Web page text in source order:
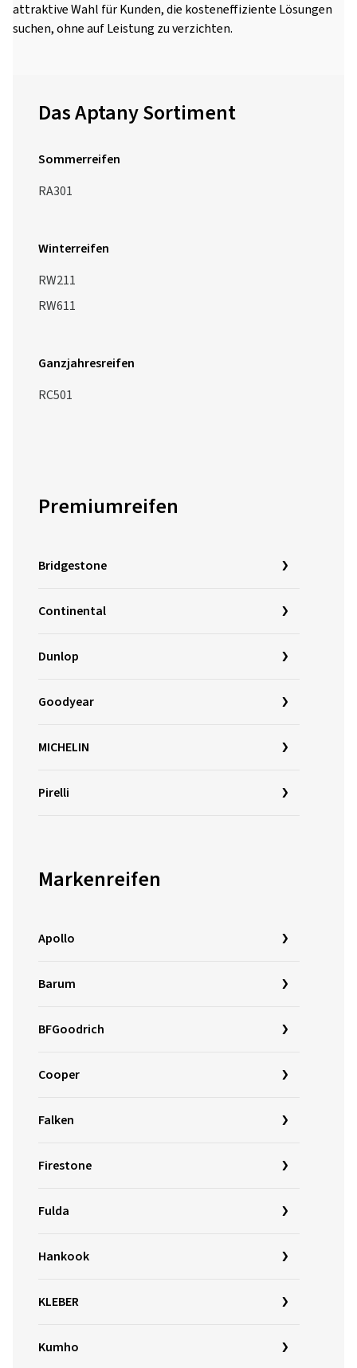
attraktive Wahl für Kunden, die kosteneffiziente Lösungen
suchen, ohne auf Leistung zu verzichten.
Das Aptany Sortiment
Sommerreifen
RA301
Winterreifen
RW211
RW611
Ganzjahresreifen
RC501
Premiumreifen
Bridgestone
Continental
Dunlop
Goodyear
MICHELIN
Pirelli
Markenreifen
Apollo
Barum
BFGoodrich
Cooper
Falken
Firestone
Fulda
Hankook
KLEBER
Kumho